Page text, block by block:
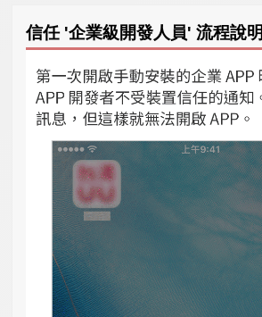
信任 '企業級開發人員' 流程說明